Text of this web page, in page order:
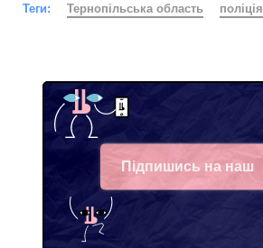
Теги: Тернопільська область поліція
Підпишись на наш
Telegram